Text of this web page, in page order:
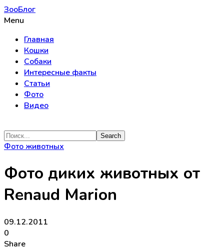
ЗооБлог
Menu
Главная
Кошки
Собаки
Интересные факты
Статьи
Фото
Видео
Фото животных
Фото диких животных от
Renaud Marion
09.12.2011
0
Share